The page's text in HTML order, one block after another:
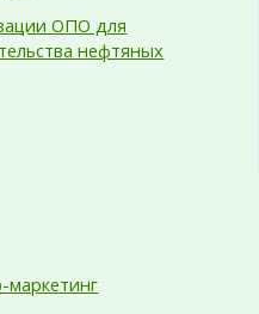
ОПО для
нефтяных
маркетинг